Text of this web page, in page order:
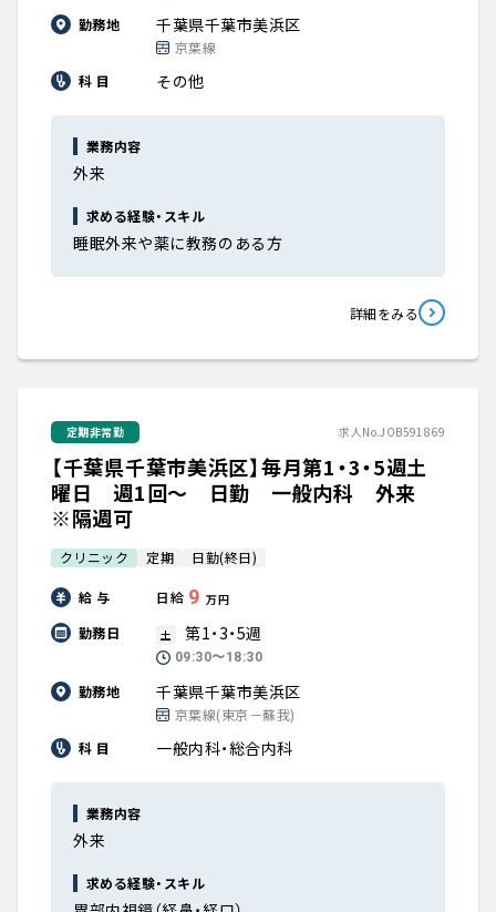
勤務地 千葉県千葉市美浜区
京葉線
科 目
その他
業務内容
外来
求める経験・スキル
睡眠外来や薬に教務のある方
詳細をみる
定期非常勤 求人No.JOB591869
【千葉県千葉市美浜区】毎月第1・3・5週土
曜日 週1回～ 日勤 一般内科 外来
※隔週可
クリニック 定期 日勤(終日)
給 与 日給 9 万円
勤務日 土 第1・3・5週
09:30〜18:30
勤務地 千葉県千葉市美浜区
京葉線(東京－蘇我)
科 目
一般内科・総合内科
業務内容
外来
求める経験・スキル